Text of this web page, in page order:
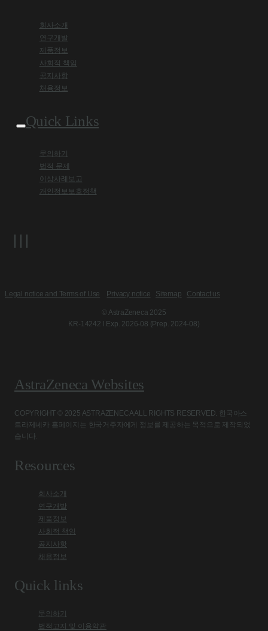
회사소개
연구개발
제품정보
사회적 책임
공지사항
채용정보
Quick Links
문의하기
법적 문제
이상사례보고
개인정보보호정책
Legal notice and Terms of Use Privacy notice Sitemap Contact us
© AstraZeneca 2025
KR-14242 l Exp. 2026-08 (Prep. 2024-08)
AstraZeneca Websites
COPYRIGHT © 2025 ASTRAZENECA ALL RIGHTS RESERVED. 한국아스
트라제네카 홈페이지는 한국거주자에게 정보를 제공하는 목적으로 제작되었
습니다.
Resources
회사소개
연구개발
제품정보
사회적 책임
공지사항
채용정보
Quick links
문의하기
법적고지 및 이용약관